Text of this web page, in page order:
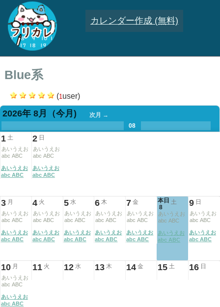
カレンダー作成 (無料)
Blue系
(1user)
2026年 8月 （今月)
次月 →
08
1 土
あいうえお
abc ABC
あいうえお
abc ABC
2 日
あいうえお
abc ABC
あいうえお
abc ABC
3 月
あいうえお
abc ABC
あいうえお
abc ABC
4 火
あいうえお
abc ABC
あいうえお
abc ABC
5 水
あいうえお
abc ABC
あいうえお
abc ABC
6 木
あいうえお
abc ABC
あいうえお
abc ABC
7 金
あいうえお
abc ABC
あいうえお
abc ABC
本日
8
土
あいうえお
abc ABC
あいうえお
abc ABC
9 日
あいうえお
abc ABC
あいうえお
abc ABC
10 月
あいうえお
abc ABC
あいうえお
abc ABC
11 火 12 水 13 木 14 金 15 土 16 日